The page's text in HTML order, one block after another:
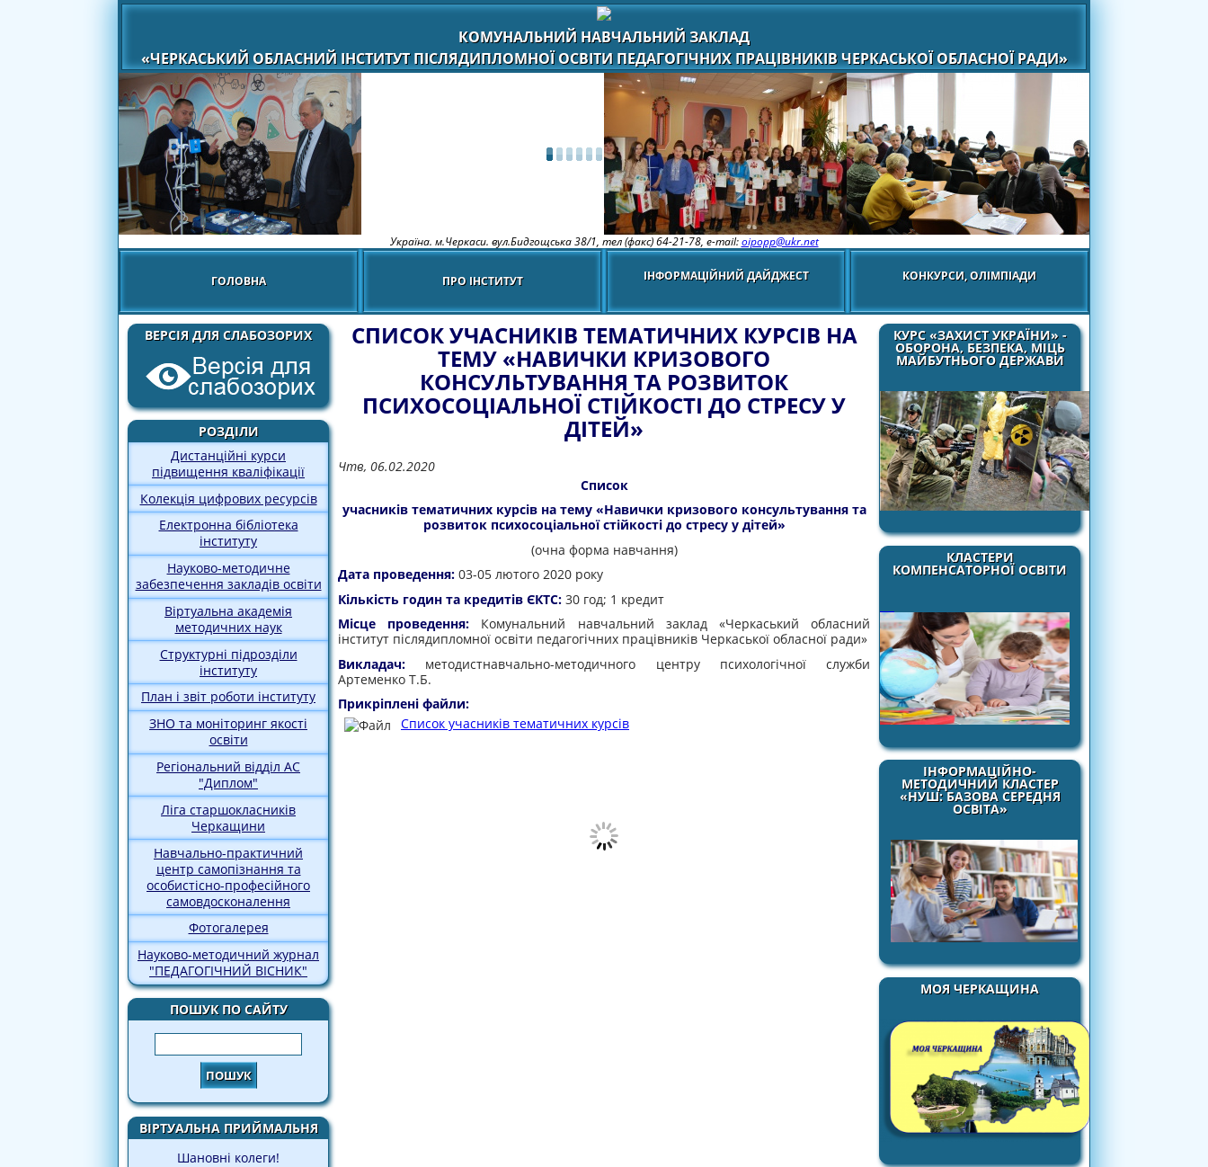
КОМУНАЛЬНИЙ НАВЧАЛЬНИЙ ЗАКЛАД
«ЧЕРКАСЬКИЙ ОБЛАСНИЙ ІНСТИТУТ ПІСЛЯДИПЛОМНОЇ ОСВІТИ ПЕДАГОГІЧНИХ ПРАЦІВНИКІВ ЧЕРКАСЬКОЇ ОБЛАСНОЇ РАДИ»
Україна. м.Черкаси. вул.Бидгощська 38/1, тел (факс) 64-21-78, e-mail:oipopp@ukr.net
ГОЛОВНА ПРО ІНСТИТУТ ІНФОРМАЦІЙНИЙ ДАЙДЖЕСТ КОНКУРСИ, ОЛІМПІАДИ
ВЕРСІЯ ДЛЯ СЛАБОЗОРИХ
РОЗДІЛИ
Дистанційні курси
підвищення кваліфікації
Колекція цифрових ресурсів
Електронна бібліотека
інституту
Науково-методичне
забезпечення закладів освіти
Віртуальна академія
методичних наук
Структурні підрозділи
інституту
План і звіт роботи інституту
ЗНО та моніторинг якості
освіти
Регіональний відділ АС
"Диплом"
Ліга старшокласників
Черкащини
Навчально-практичний
центр самопізнання та
особистісно-професійного
самовдосконалення
Фотогалерея
Науково-методичний журнал
"ПЕДАГОГІЧНИЙ ВІСНИК"
ПОШУК ПО САЙТУ
Пошук
ВІРТУАЛЬНА ПРИЙМАЛЬНЯ
Шановні колеги!
КУРС «ЗАХИСТ УКРАЇНИ» -
ОБОРОНА, БЕЗПЕКА, МІЦЬ
МАЙБУТНЬОГО ДЕРЖАВИ
КЛАСТЕРИ
КОМПЕНСАТОРНОЇ ОСВІТИ
ІНФОРМАЦІЙНО-
МЕТОДИЧНИЙ КЛАСТЕР
«НУШ: БАЗОВА СЕРЕДНЯ
ОСВІТА»
МОЯ ЧЕРКАЩИНА
СПИСОК УЧАСНИКІВ ТЕМАТИЧНИХ КУРСІВ НА
ТЕМУ «НАВИЧКИ КРИЗОВОГО
КОНСУЛЬТУВАННЯ ТА РОЗВИТОК
ПСИХОСОЦІАЛЬНОЇ СТІЙКОСТІ ДО СТРЕСУ У
ДІТЕЙ»
Чтв, 06.02.2020
Список
учасників тематичних курсів на тему «Навички кризового консультування та
розвиток психосоціальної стійкості до стресу у дітей»
(очна форма навчання)
Дата проведення: 03-05 лютого 2020 року
Кількість годин та кредитів ЄКТС: 30 год; 1 кредит
Місце проведення: Комунальний навчальний заклад «Черкаський обласний
інститут післядипломної освіти педагогічних працівників Черкаської обласної ради»
Викладач: методистнавчально-методичного центру психологічної служби
Артеменко Т.Б.
Прикріплені файли:
Список учасників тематичних курсів